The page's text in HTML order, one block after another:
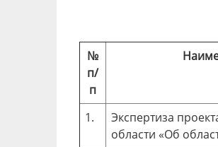
№
п/
п
1.
Экспертиза
области «Об